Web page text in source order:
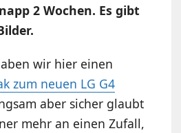
2 Wochen. Es gibt
wir hier einen
zum neuen LG G4
aber sicher glaubt
mehr an einen Zufall,